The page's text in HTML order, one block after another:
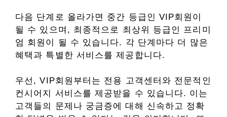
다음 단계로 올라가면 중간 등급인 VIP회원이
될 수 있으며, 최종적으로 최상위 등급인 프리미
엄 회원이 될 수 있습니다. 각 단계마다 더 많은
혜택과 특별한 서비스를 제공합니다.
우선, VIP회원부터는 전용 고객센터와 전문적인
컨시어지 서비스를 제공받을 수 있습니다. 이는
고객들의 문제나 궁금증에 대해 신속하고 정확